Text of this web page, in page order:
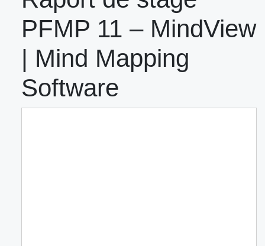
PFMP 11 – MindView
| Mind Mapping
Software